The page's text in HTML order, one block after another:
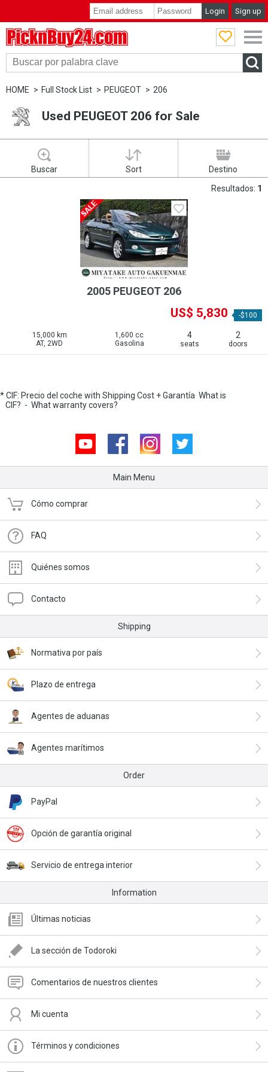
Login Sign up
HOME Full Stock List PEUGEOT 206
Used PEUGEOT 206 for Sale
Buscar Sort
Destino
Resultados: 1
2005 PEUGEOT 206
US$ 5,830 -$100
15,000 km
AT, 2WD
1,600 cc
Gasolina
4
seats
2
doors
* CIF: Precio del coche with Shipping Cost + Garantía What is
CIF? -What warranty covers?
Youtube Facebook Instagram
Main Menu
Cómo comprar
FAQ
Quiénes somos
Contacto
Shipping
Normativa por país
Plazo de entrega
Agentes de aduanas
Agentes marítimos
Order
PayPal
Opción de garantía original
Servicio de entrega interior
Information
Últimas noticias
La sección de Todoroki
Comentarios de nuestros clientes
Mi cuenta
Términos y condiciones